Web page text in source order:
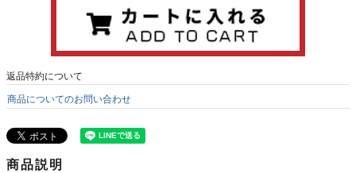
返品特約について
商品についてのお問い合わせ
商品説明